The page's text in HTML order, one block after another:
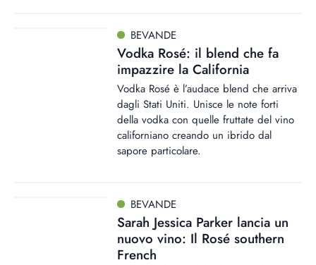
BEVANDE
Vodka Rosé: il blend che fa
impazzire la California
Vodka Rosé è l’audace blend che arriva
dagli Stati Uniti. Unisce le note forti
della vodka con quelle fruttate del vino
californiano creando un ibrido dal
sapore particolare.
BEVANDE
Sarah Jessica Parker lancia un
nuovo vino: Il Rosé southern
French